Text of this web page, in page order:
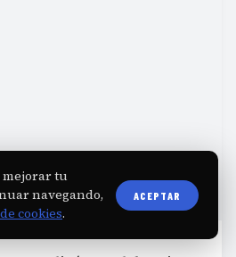
mejorar tu
navegando,
cookies.
ACEPTAR